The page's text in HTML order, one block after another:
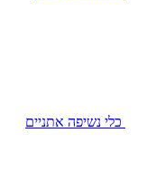
כלי נשיפה אתניים